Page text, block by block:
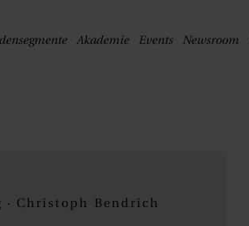
Akademie Events Newsroom
Christoph Bendrich